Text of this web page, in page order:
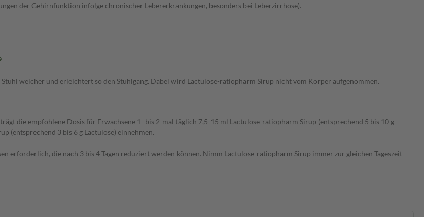
der Gehirnfunktion infolge chronischer Lebererkrankungen, besonders bei Leberzirrhose).
weicher und erleichtert so den Stuhlgang. Dabei wird Lactulose-ratiopharm Sirup nicht vom Körper aufgenommen.
die empfohlene Dosis für Erwachsene 1- bis 2-mal täglich 7,5-15 ml Lactulose-ratiopharm Sirup (entsprechend 5 bis 10 g
(entsprechend 3 bis 6 g Lactulose) einnehmen.
erforderlich, die nach 3 bis 4 Tagen reduziert werden können. Nimm Lactulose-ratiopharm Sirup immer zur gleichen Tageszeit